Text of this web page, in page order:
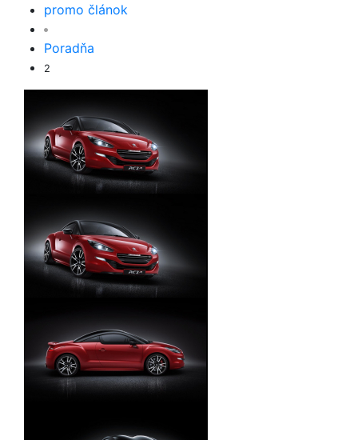
promo článok
Poradňa
2